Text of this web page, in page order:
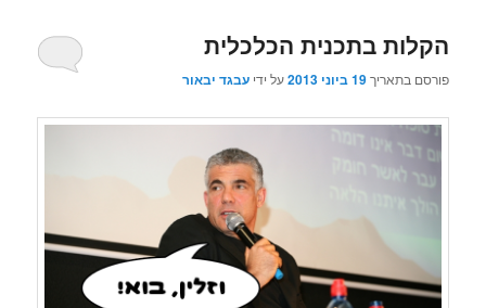
הקלות בתכנית הכלכלית
פורסם בתאריך19 ביוני 2013 על ידיעבגד יבאור